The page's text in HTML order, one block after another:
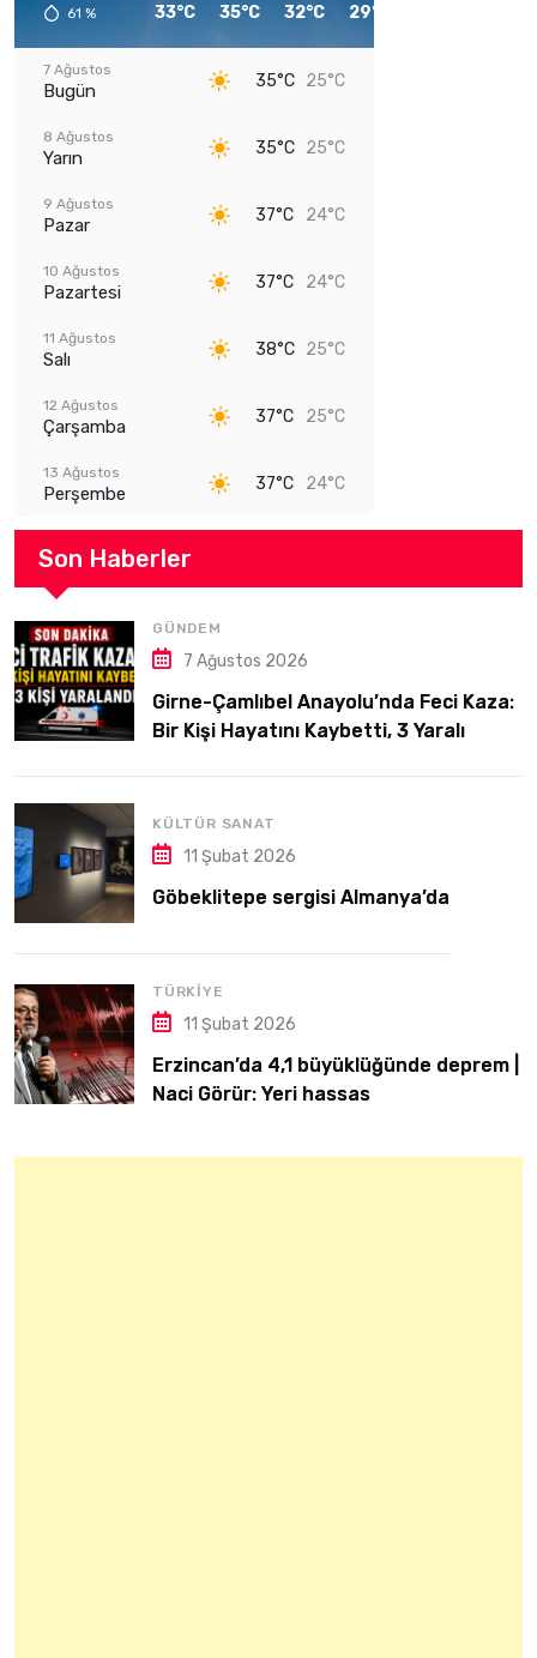
61 % 33°C 35°C 32°C 29°C
7 Ağustos
Bugün 35°C 25°C
8 Ağustos
Yarın 35°C 25°C
9 Ağustos
Pazar 37°C 24°C
10 Ağustos
Pazartesi 37°C 24°C
11 Ağustos
Salı 38°C 25°C
12 Ağustos
Çarşamba 37°C 25°C
13 Ağustos
Perşembe 37°C 24°C
Son Haberler
GÜNDEM
7 Ağustos 2026
Girne-Çamlıbel Anayolu’nda Feci Kaza:
Bir Kişi Hayatını Kaybetti, 3 Yaralı
KÜLTÜR SANAT
11 Şubat 2026
Göbeklitepe sergisi Almanya’da
TÜRKIYE
11 Şubat 2026
Erzincan’da 4,1 büyüklüğünde deprem |
Naci Görür: Yeri hassas